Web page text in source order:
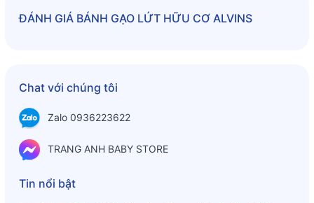
ĐÁNH GIÁ BÁNH GẠO LỨT HỮU CƠ ALVINS
Chat với chúng tôi
Zalo 0936223622
TRANG ANH BABY STORE
Tin nổi bật